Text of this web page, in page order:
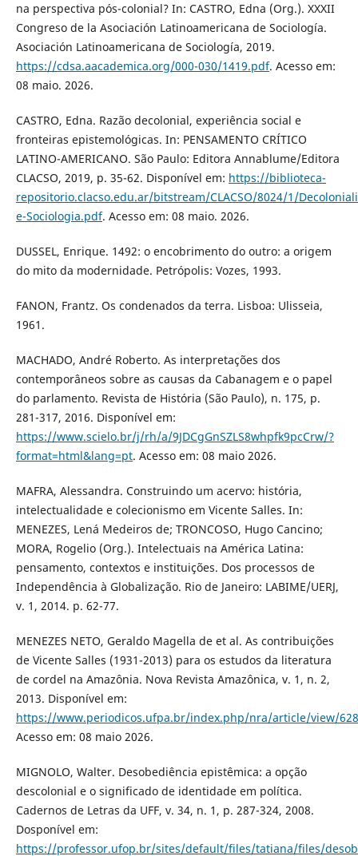
na perspectiva pós-colonial? In: CASTRO, Edna (Org.). XXXII
Congreso de la Asociación Latinoamericana de Sociología.
Asociación Latinoamericana de Sociología, 2019.
https://cdsa.aacademica.org/000-030/1419.pdf. Acesso em:
08 maio. 2026.
CASTRO, Edna. Razão decolonial, experiência social e
fronteiras epistemológicas. In: PENSAMENTO CRÍTICO
LATINO-AMERICANO. São Paulo: Editora Annablume/Editora
CLACSO, 2019, p. 35-62. Disponível em: https://biblioteca-
repositorio.clacso.edu.ar/bitstream/CLACSO/8024/1/
e-Sociologia.pdf. Acesso em: 08 maio. 2026.
DUSSEL, Enrique. 1492: o encobrimento do outro: a origem
do mito da modernidade. Petrópolis: Vozes, 1993.
FANON, Frantz. Os condenados da terra. Lisboa: Ulisseia,
1961.
MACHADO, André Roberto. As interpretações dos
contemporâneos sobre as causas da Cabanagem e o papel
do parlamento. Revista de História (São Paulo), n. 175, p.
281-317, 2016. Disponível em:
https://www.scielo.br/j/rh/a/9JDCgGnSZLS8whpfk9pcCrw/?
format=html&lang=pt. Acesso em: 08 maio 2026.
MAFRA, Alessandra. Construindo um acervo: história,
intelectualidade e colecionismo em Vicente Salles. In:
MENEZES, Lená Medeiros de; TRONCOSO, Hugo Cancino;
MORA, Rogelio (Org.). Intelectuais na América Latina:
pensamento, contextos e instituições. Dos processos de
Independência à Globalização. Rio de Janeiro: LABIME/UERJ,
v. 1, 2014. p. 62-77.
MENEZES NETO, Geraldo Magella de et al. As contribuições
de Vicente Salles (1931-2013) para os estudos da literatura
de cordel na Amazônia. Nova Revista Amazônica, v. 1, n. 2,
2013. Disponível em:
https://www.periodicos.ufpa.br/index.php/nra/article/view/
Acesso em: 08 maio 2026.
MIGNOLO, Walter. Desobediência epistêmica: a opção
descolonial e o significado de identidade em política.
Cadernos de Letras da UFF, v. 34, n. 1, p. 287-324, 2008.
Dosponível em:
https://professor.ufop.br/sites/default/files/tatiana/files/